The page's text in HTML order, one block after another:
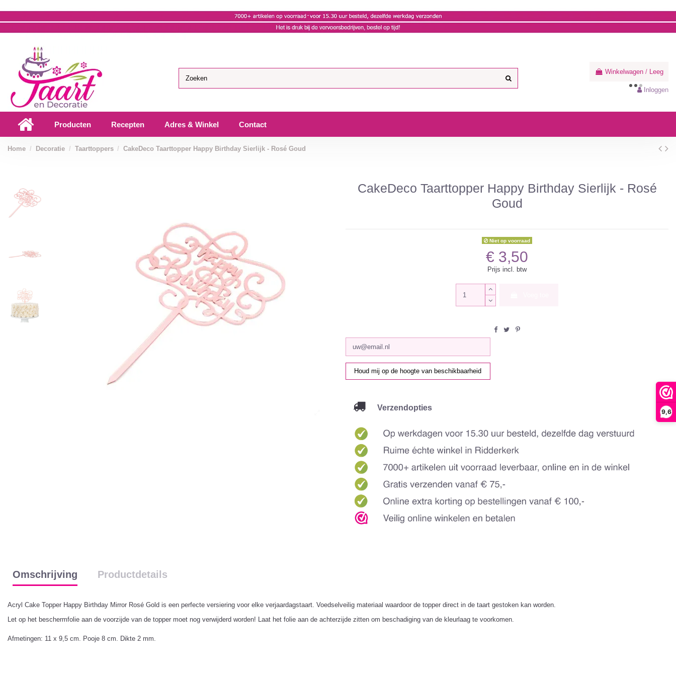
9,6
Winkelwagen / Leeg
Inloggen
Producten Recepten Adres & Winkel Contact
Home Decoratie Taarttoppers CakeDeco Taarttopper Happy Birthday Sierlijk - Rosé Goud
CakeDeco Taarttopper Happy Birthday Sierlijk - Rosé
Goud
Niet op voorraad
€ 3,50
Prijs incl. btw
Verzendopties
Omschrijving Productdetails
Acryl Cake Topper Happy Birthday Mirror Rosé Gold is een perfecte versiering voor elke verjaardagstaart. Voedselveilig materiaal waardoor de topper direct in de taart gestoken kan worden.
Let op het beschermfolie aan de voorzijde van de topper moet nog verwijderd worden! Laat het folie aan de achterzijde zitten om beschadiging van de kleurlaag te voorkomen.
Afmetingen: 11 x 9,5 cm. Pooje 8 cm. Dikte 2 mm.